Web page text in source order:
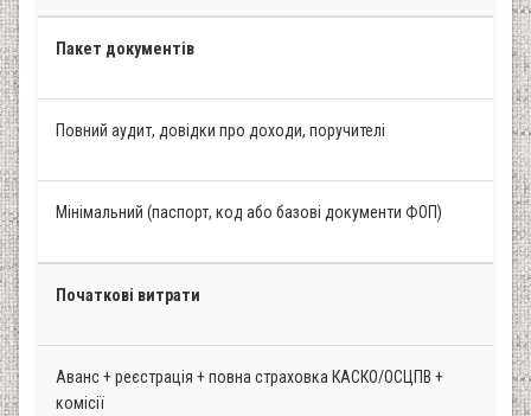
Пакет документів
Повний аудит, довідки про доходи, поручителі
Мінімальний (паспорт, код або базові документи ФОП)
Початкові витрати
Аванс + реєстрація + повна страховка КАСКО/ОСЦПВ +
комісії